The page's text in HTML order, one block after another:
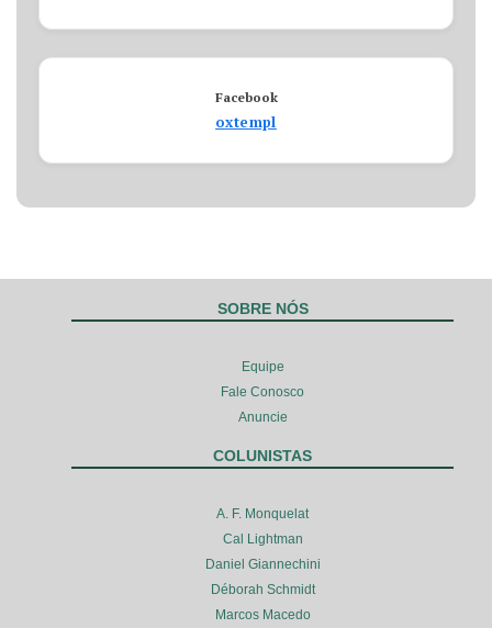
Facebook
oxtempl
SOBRE NÓS
Equipe
Fale Conosco
Anuncie
COLUNISTAS
A. F. Monquelat
Cal Lightman
Daniel Giannechini
Déborah Schmidt
Marcos Macedo